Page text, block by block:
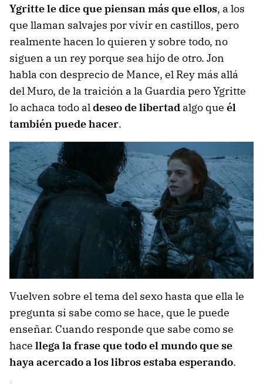
Ygritte le dice que piensan más que ellos, a los
que llaman salvajes por vivir en castillos, pero
realmente hacen lo quieren y sobre todo, no
siguen a un rey porque sea hijo de otro. Jon
habla con desprecio de Mance, el Rey más allá
del Muro, de la traición a la Guardia pero Ygritte
lo achaca todo aldeseo de libertad algo que él
también puede hacer.
Vuelven sobre el tema del sexo hasta que ella le
pregunta si sabe como se hace, que le puede
enseñar. Cuando responde que sabe como se
hace llega la frase que todo el mundo que se
haya acercado a los libros estaba esperando.